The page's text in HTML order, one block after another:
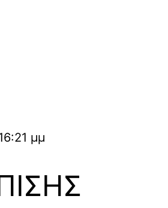
6:21 μμ